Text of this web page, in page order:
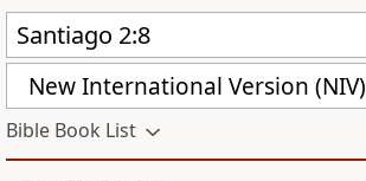
New International Version (NIV)
Bible Book List